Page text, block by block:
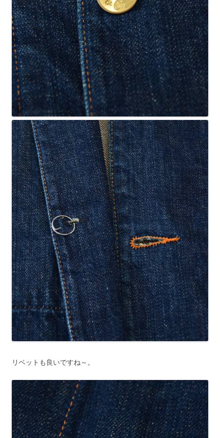
リベットも良いですね～。